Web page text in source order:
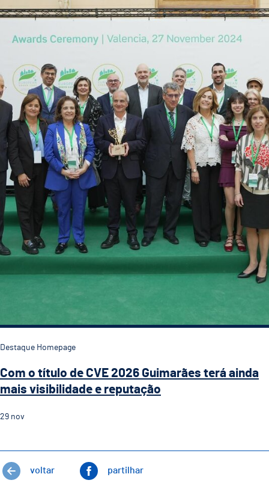
Destaque Homepage
Com o título de CVE 2026 Guimarães terá ainda
mais visibilidade e reputação
29 nov
voltar partilhar